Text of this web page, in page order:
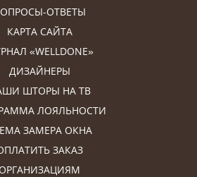
ОТВЕТЫ
КАРТА САЙТА
«WELLDONE»
ДИЗАЙНЕРЫ
ШТОРЫ НА ТВ
ЛОЯЛЬНОСТИ
ЗАМЕРА ОКНА
ЗАКАЗ
ОРГАНИЗАЦИЯМ